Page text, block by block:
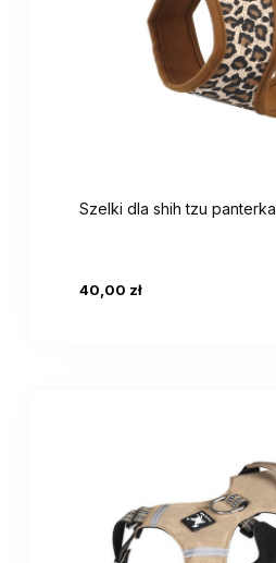
Szelki dla shih tzu panterka
40,00 zł